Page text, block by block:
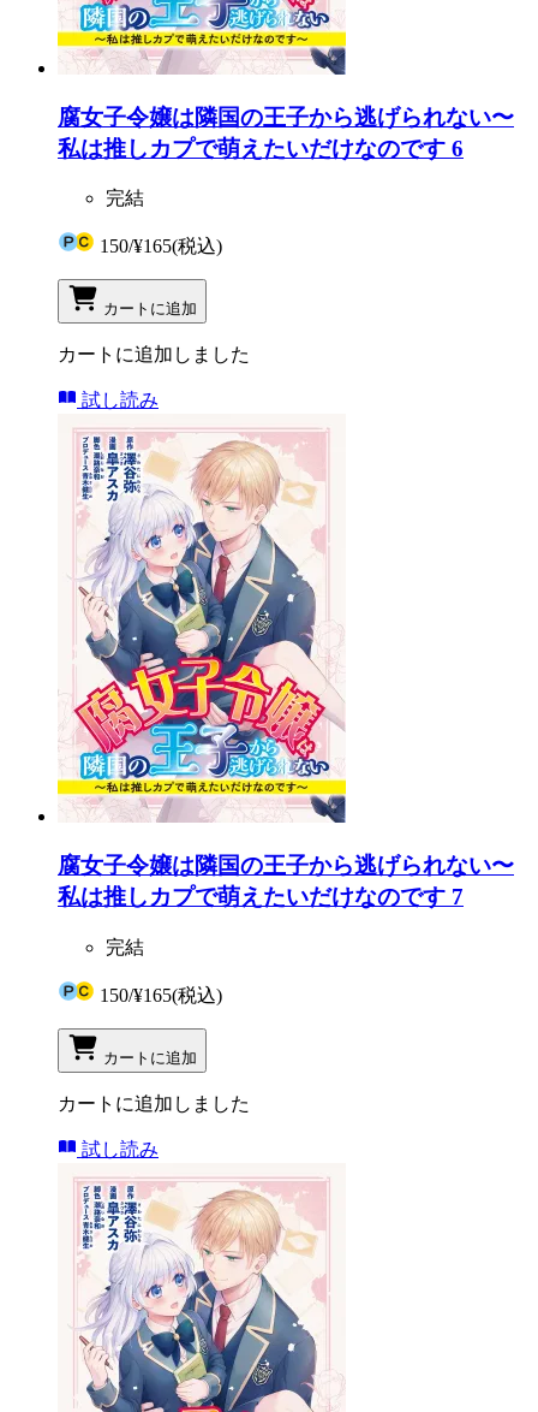
腐女子令嬢は隣国の王子から逃げられない〜
私は推しカプで萌えたいだけなのです 6
完結
150/¥165(税込)
カートに追加
カートに追加しました
試し読み
腐女子令嬢は隣国の王子から逃げられない〜
私は推しカプで萌えたいだけなのです 7
完結
150/¥165(税込)
カートに追加
カートに追加しました
試し読み